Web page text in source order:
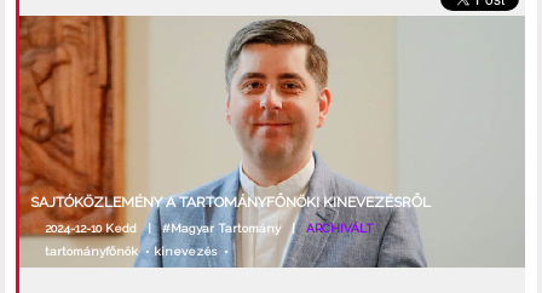
SAJTÓKÖZLEMÉNY A TARTOMÁNYFŐNÖKI KINEVEZÉSRŐL
2024-12-10 Kedd |#Magyar Tartomány|ARCHIVÁLT
tartományfőnök• kinevezés•